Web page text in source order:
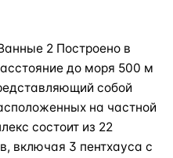
2 Построено в
до моря 500 м
собой
на частной
состоит из 22
включая 3 пентхауса с